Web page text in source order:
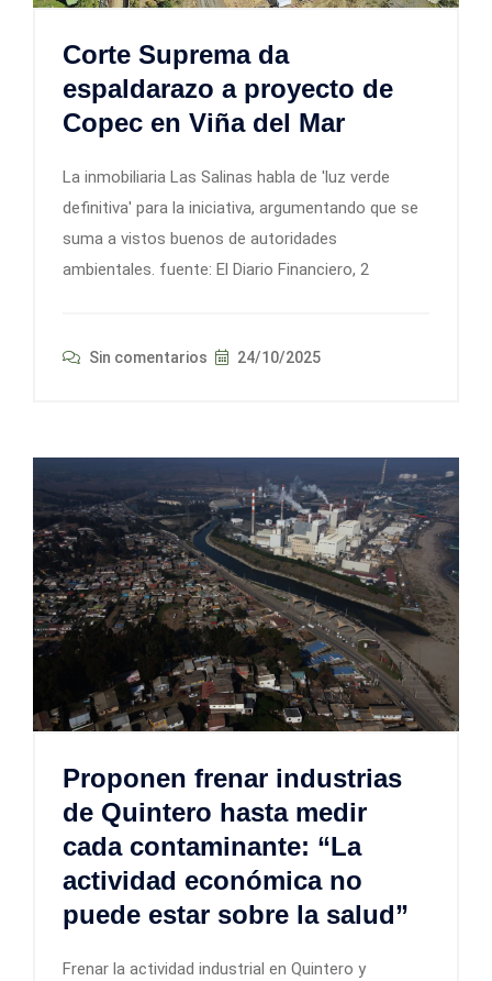
Corte Suprema da
espaldarazo a proyecto de
Copec en Viña del Mar
La inmobiliaria Las Salinas habla de 'luz verde
definitiva' para la iniciativa, argumentando que se
suma a vistos buenos de autoridades
ambientales. fuente: El Diario Financiero, 2
Sin comentarios 24/10/2025
Proponen frenar industrias
de Quintero hasta medir
cada contaminante: “La
actividad económica no
puede estar sobre la salud”
Frenar la actividad industrial en Quintero y